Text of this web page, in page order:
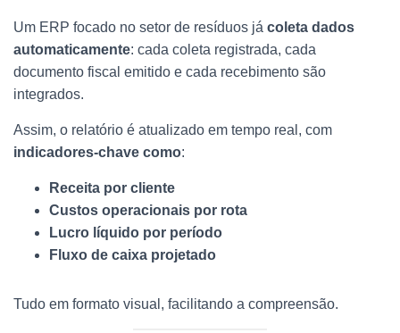
Um ERP focado no setor de resíduos já coleta dados
automaticamente: cada coleta registrada, cada
documento fiscal emitido e cada recebimento são
integrados.
Assim, o relatório é atualizado em tempo real, com
indicadores-chave como:
Receita por cliente
Custos operacionais por rota
Lucro líquido por período
Fluxo de caixa projetado
Tudo em formato visual, facilitando a compreensão.